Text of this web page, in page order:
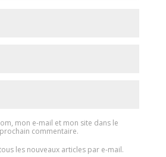
mon e-mail et mon site dans le
commentaire.
les nouveaux articles par e-mail.